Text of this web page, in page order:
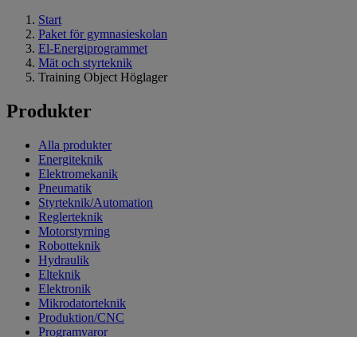
Start
Paket för gymnasieskolan
El-Energiprogrammet
Mät och styrteknik
Training Object Höglager
Produkter
Alla produkter
Energiteknik
Elektromekanik
Pneumatik
Styrteknik/Automation
Reglerteknik
Motorstyrning
Robotteknik
Hydraulik
Elteknik
Elektronik
Mikrodatorteknik
Produktion/CNC
Programvaror